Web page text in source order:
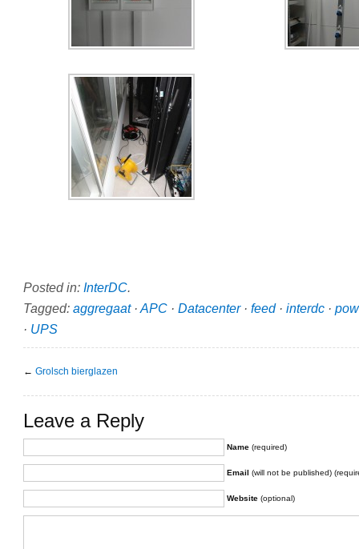
Posted in: InterDC.
Tagged: aggregaat· APC · Datacenter· feed· interdc ·
· UPS
← Grolsch bierglazen
Leave a Reply
Name (required)
Email (will not be published)
Website (optional)